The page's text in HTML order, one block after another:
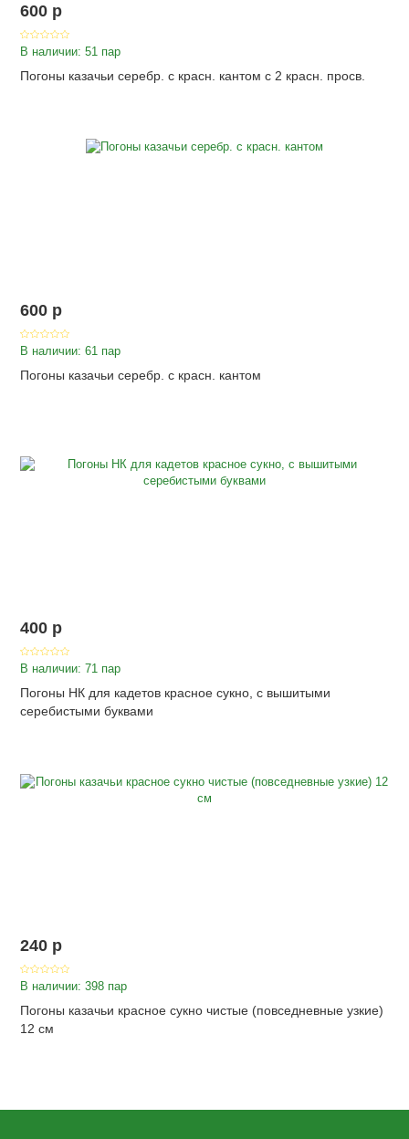
600 p
В наличии: 51 пар
Погоны казачьи серебр. с красн. кантом с 2 красн. просв.
600 p
В наличии: 61 пар
Погоны казачьи серебр. с красн. кантом
400 p
В наличии: 71 пар
Погоны НК для кадетов красное сукно, с вышитыми
серебистыми буквами
240 p
В наличии: 398 пар
Погоны казачьи красное сукно чистые (повседневные узкие)
12 см